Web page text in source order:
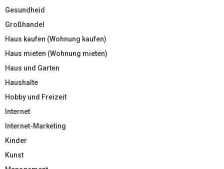
Gesundheid
Großhandel
Haus kaufen (Wohnung kaufen)
Haus mieten (Wohnung mieten)
Haus und Garten
Haushalte
Hobby und Freizeit
Internet
Internet-Marketing
Kinder
Kunst